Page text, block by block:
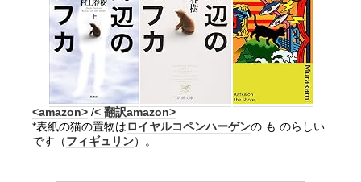
<amazon> /< 翻訳amazon>
*表紙の猫の置物はロイヤルコペンハーゲンの も のらしい
です（フィギュリン）。